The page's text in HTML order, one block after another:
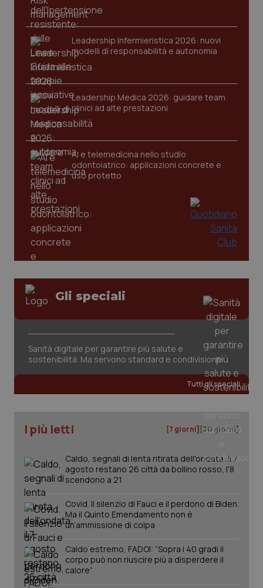
Leadership Infermieristica 2026: nuovi
modelli di responsabilità e autonomia
Leadership Medica 2026: guidare team
clinici ad alte prestazioni
AI e telemedicina nello studio
odontoiatrico: applicazioni concrete e
uso protetto
Gli speciali
Sanità digitale per garantire più salute e
sostenibilità. Ma servono standard e condivisione
Tutti gli speciali
I più letti [7 giorni] [30 giorni]
Caldo, segnali di lenta ritirata dell'ondata: il 7
agosto restano 26 città da bollino rosso, l'8
scendono a 21
Covid. Il silenzio di Fauci e il perdono di Biden.
Ma il Quinto Emendamento non è
un’ammissione di colpa
Caldo estremo, FADOI: “Sopra i 40 gradi il
corpo può non riuscire più a disperdere il
calore”
CookieScriptConsent
CookieScript
www.quotidianosanita.it
tracking-enable
.quotidianosanita.it